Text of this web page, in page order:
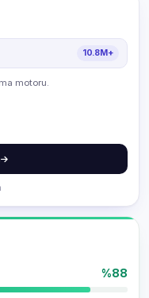
10.8M+
motoru.
%88